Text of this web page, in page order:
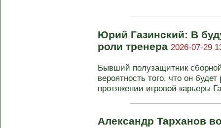
Юрий Газинский: В
роли тренера 2026-07-29
Бывший полузащитник
вероятность того, что он
протяжении игровой карьеры
Александр Тарханов